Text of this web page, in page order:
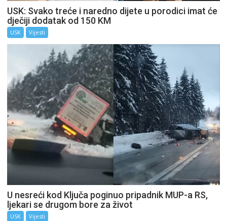
USK: Svako treće i naredno dijete u porodici imat će
dječiji dodatak od 150 KM
USK Vijesti
U nesreći kod Ključa poginuo pripadnik MUP-a RS,
ljekari se drugom bore za život
USK Vijesti